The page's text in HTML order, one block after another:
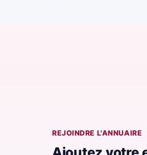
REJOINDRE L'ANNUAIRE